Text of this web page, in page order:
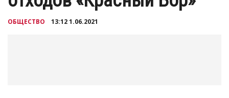
ОБЩЕСТВО 13:12 1.06.2021